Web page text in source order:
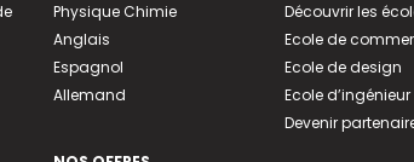
Physique Chimie
Anglais
Espagnol
Allemand
Découvrir les
Ecole de
Ecole de design
Ecole d’ingénieur
Devenir